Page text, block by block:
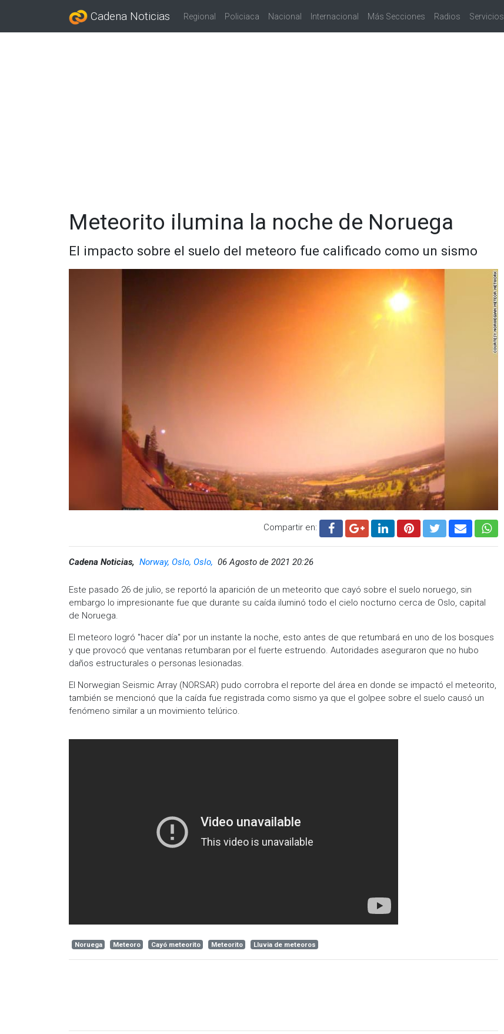
Cadena Noticias Regional Policiaca Nacional Internacional Más Secciones Radios Servicios
Meteorito ilumina la noche de Noruega
El impacto sobre el suelo del meteoro fue calificado como un sismo
Compartir en:
Cadena Noticias, Norway, Oslo, Oslo, 06 Agosto de 2021 20:26
Este pasado 26 de julio, se reportó la aparición de un meteorito que cayó sobre el suelo noruego, sin
embargo lo impresionante fue que durante su caída iluminó todo el cielo nocturno cerca de Oslo, capital
de Noruega.
El meteoro logró "hacer día" por un instante la noche, esto antes de que retumbará en uno de los bosques
y que provocó que ventanas retumbaran por el fuerte estruendo. Autoridades aseguraron que no hubo
daños estructurales o personas lesionadas.
El Norwegian Seismic Array (NORSAR) pudo corrobra el reporte del área en donde se impactó el meteorito,
también se mencionó que la caída fue registrada como sismo ya que el golpee sobre el suelo causó un
fenómeno similar a un movimiento telúrico.
Noruega Meteoro Cayó meteorito Meteorito Lluvia de meteoros